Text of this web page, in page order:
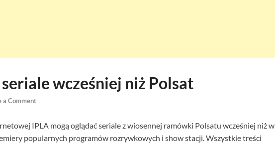
wcześniej niż Polsat
a Comment
IPLA mogą oglądać seriale z wiosennej ramówki Polsatu wcześniej niż w
popularnych programów rozrywkowych i show stacji. Wszystkie treści